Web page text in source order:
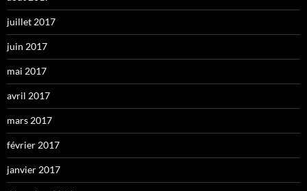
juillet 2017
juin 2017
mai 2017
avril 2017
mars 2017
février 2017
janvier 2017